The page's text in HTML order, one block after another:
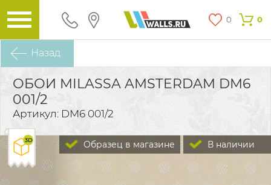
0 0
Назад
ОБОИ MILASSA AMSTERDAM DM6
001/2
Артикул: DM6 001/2
В наличии
Образец в магазине